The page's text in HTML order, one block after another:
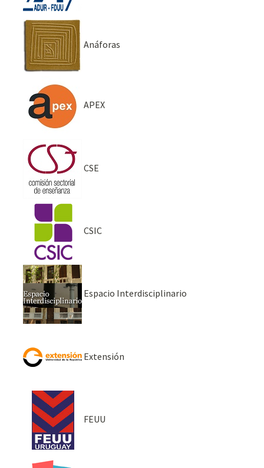
Anáforas
APEX
CSE
CSIC
Espacio Interdisciplinario
Extensión
FEUU